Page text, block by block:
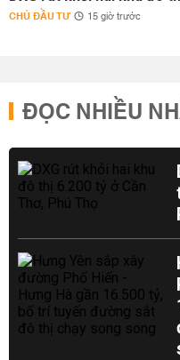
CHỦ ĐẦU TƯ 15 giờ trước
ĐỌC NHIỀU